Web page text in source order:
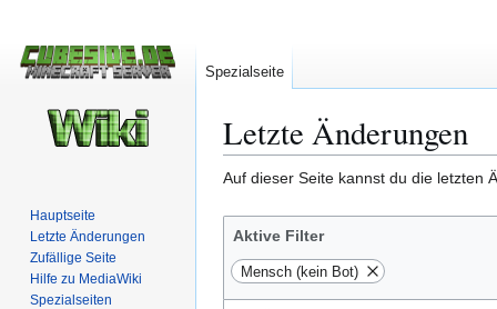
Letzte Änderungen
Zur
springen
Zur
springen
Auf dieser Seite kannst du die letzten
Aktive Filter
Mensch (kein Bot)
Spezialseite
Hauptseite
Letzte Änderungen
Zufällige Seite
Hilfe zu MediaWiki
Spezialseiten